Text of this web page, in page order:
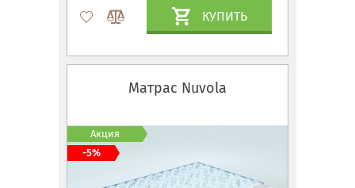
КУПИТЬ
Матрас Nuvola
Акция
-5%